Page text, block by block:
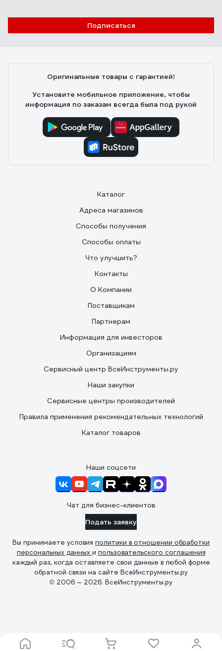
Подписаться
Оригинальные товары с гарантией!
Установите мобильное приложение, чтобы
информация по заказам всегда была под рукой
Каталог
Адреса магазинов
Способы получения
Способы оплаты
Что улучшить?
Контакты
О Компании
Поставщикам
Партнерам
Информация для инвесторов
Организациям
Сервисный центр ВсеИнструменты.ру
Наши закупки
Сервисные центры производителей
Правила применения рекомендательных технологий
Каталог товаров
Наши соцсети
Чат для бизнес-клиентов
Подать заявку
Вы принимаете условия политики в отношении обработки
персональных данных и пользовательского соглашения
каждый раз, когда оставляете свои данные в любой форме
обратной связи на сайте ВсеИнструменты.ру
© 2006 — 2026. ВсеИнструменты.ру